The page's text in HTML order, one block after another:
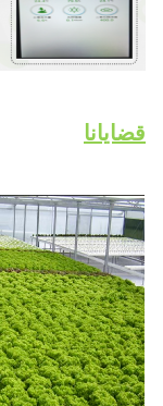
قضايانا